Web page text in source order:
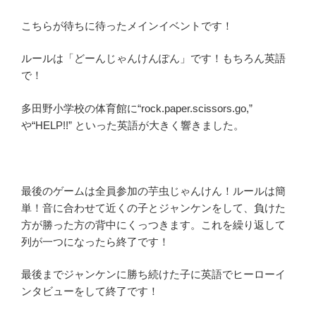
こちらが待ちに待ったメインイベントです！
ルールは「どーんじゃんけんぽん」です！もちろん英語
で！
多田野小学校の体育館に“rock.paper.scissors.go,”
や“HELP!!” といった英語が大きく響きました。
最後のゲームは全員参加の芋虫じゃんけん！ルールは簡
単！音に合わせて近くの子とジャンケンをして、負けた
方が勝った方の背中にくっつきます。これを繰り返して
列が一つになったら終了です！
最後までジャンケンに勝ち続けた子に英語でヒーローイ
ンタビューをして終了です！